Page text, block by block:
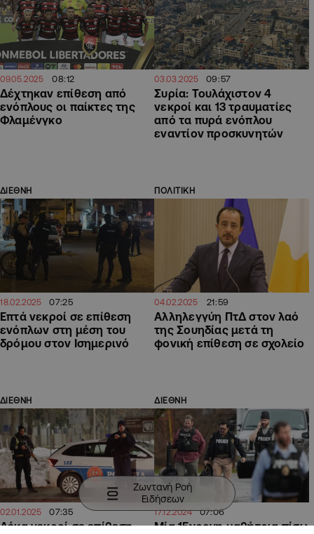
09.05.2025 08:12
Δέχτηκαν επίθεση από
ενόπλους οι παίκτες της
Φλαμένγκο
03.03.2025 09:57
Συρία: Τουλάχιστον 4
νεκροί και 13 τραυματίες
από τα πυρά ενόπλου
εναντίον προσκυνητών
ΔΙΕΘΝΗ
18.02.2025 07:25
Επτά νεκροί σε επίθεση
ενόπλων στη μέση του
δρόμου στον Ισημερινό
ΠΟΛΙΤΙΚΗ
04.02.2025 21:59
Αλληλεγγύη ΠτΔ στον λαό
της Σουηδίας μετά τη
φονική επίθεση σε σχολείο
ΔΙΕΘΝΗ
02.01.2025 07:35
Δέκα νεκροί σε επίθεση
ΔΙΕΘΝΗ
17.12.2024 07:06
Μία 15χρονη μαθήτρια πίσω
Ζωντανή Ροή
Ειδήσεων